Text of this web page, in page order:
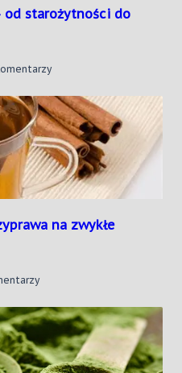
od starożytności do
Do
Psychoaktywne
–
Od
Starożytności
Do
Współczesności?
na zwykłe
Do
–
Niezwykła
Przyprawa
Na
Zwykłe